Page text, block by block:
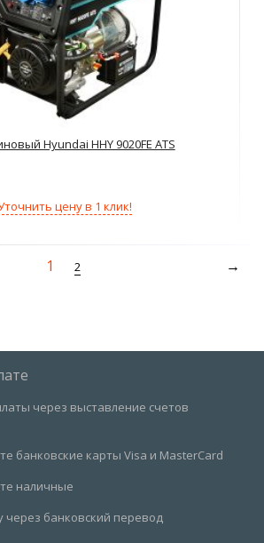
Hyundai HHY 9020FE ATS
цену в 1 клик!
1 2